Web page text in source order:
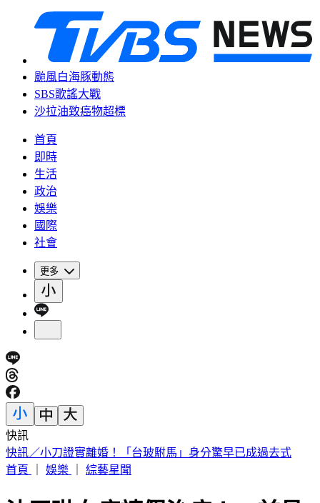
颱風白海豚動態
SBS歌謠大戰
沙拉油致癌物超標
首頁
即時
生活
政治
娛樂
國際
社會
更多
快訊
摯友外貌神似王凱「母親相擁痛哭」 製作人現身悼念：殺青
了